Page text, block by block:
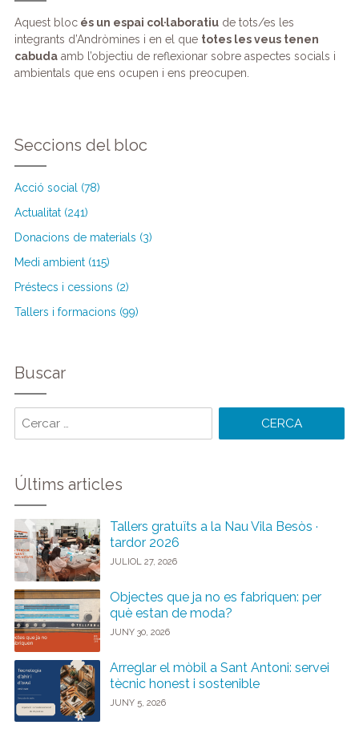
Aquest blocés un espai col·laboratiude tots/es les
integrants d’Andròmines i en el que totes les veus tenen
cabudaamb l’objectiu de reflexionar sobre aspectes socials i
ambientals que ens ocupen i ens preocupen.
Seccions del bloc
Acció social (78)
Actualitat (241)
Donacions de materials (3)
Medi ambient (115)
Préstecs i cessions (2)
Tallers i formacions (99)
Buscar
Últims articles
Tallers gratuïts a la Nau Vila Besòs ·
tardor 2026
JULIOL 27, 2026
Objectes que ja no es fabriquen: per
què estan de moda?
JUNY 30, 2026
Arreglar el mòbil a Sant Antoni: servei
tècnic honest i sostenible
JUNY 5, 2026